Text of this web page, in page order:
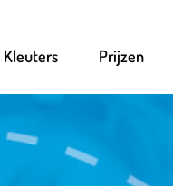
Kleuters Prijzen